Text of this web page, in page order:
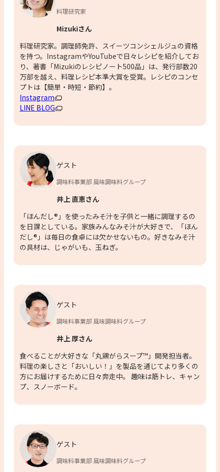
料理研究家
Mizukiさん
料理研究家。調理師免許、スイーツコンシェルジュの資格
を持つ。InstagramやYouTubeで日々レシピを紹介してお
り、著書「Mizukiのレシピノート500品」は、発行部数20
万部を越え、料理レシピ本準大賞を受賞。レシピのコンセ
プトは【簡単・時短・節約】。
Instagram
LINE BLOG
ゲスト
調味料事業部 風味調味料グループ
井上 直恵さん
「ほんだし®」を使ったみそ汁を子供と一緒に調理するの
を日課としている。家族みんなみそ汁が大好きで、「ほん
だし®」は毎日の食卓には欠かせないもの。好きなみそ汁
の具材は、じゃがいも、玉ねぎ。
ゲスト
調味料事業部 風味調味料グループ
井上 厚さん
食べることが大好きな「丸鶏がらスープ™」開発担当者。
料理の楽しさと「おいしい！」を製品を通じてより多くの
方にお届けするために日々奔走中。 趣味は筋トレ、キャン
プ、スノーボード。
ゲスト
調味料事業部 風味調味料グループ